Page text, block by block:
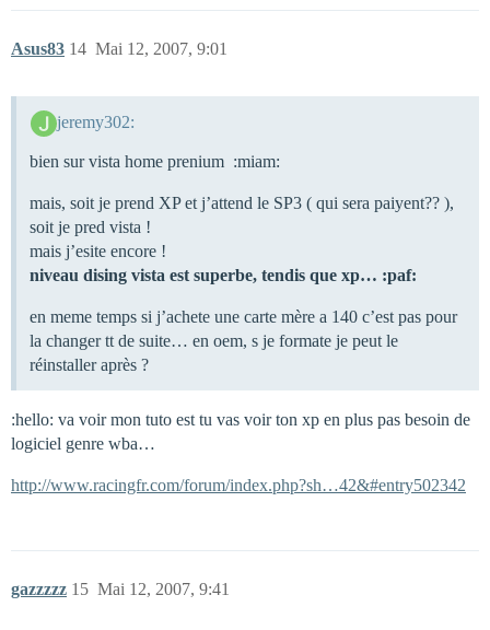
Asus83 Mai 12, 2007, 9:01
14
jeremy302:
bien sur vista home prenium :miam:
mais, soit je prend XP et j’attend le SP3 ( qui sera paiyent?? ),
soit je pred vista !
mais j’esite encore !
niveau dising vista est superbe, tendis que xp… :paf:
en meme temps si j’achete une carte mère a 140 c’est pas pour
la changer tt de suite… en oem, s je formate je peut le
réinstaller après ?
:hello: va voir mon tuto est tu vas voir ton xp en plus pas besoin de
logiciel genre wba…
http://www.racingfr.com/forum/index.php?sh…42&#entry502342
gazzzzz Mai 12, 2007, 9:41
15